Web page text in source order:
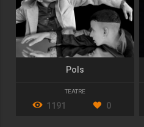
Pols
TEATRE
1191 0